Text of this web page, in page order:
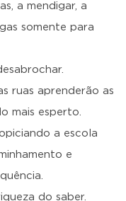
a mendigar, a
somente para
ruas aprenderão as
mais esperto.
a escola
e
do saber.